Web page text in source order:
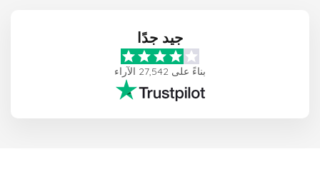
جيد جدًا
بناءً على 27,542 الآراء